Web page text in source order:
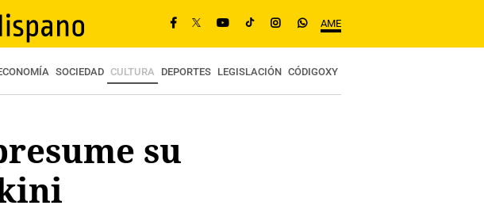
AME
SOCIEDAD CULTURA DEPORTES LEGISLACIÓN CÓDIGOXY
su